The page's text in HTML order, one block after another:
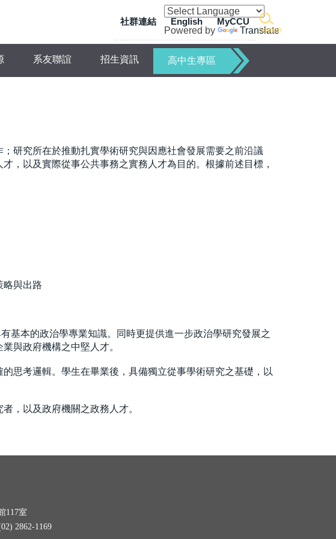
Search
Powered by Translate
社群連結 English MyCCU
系友聯誼 招生資訊 高中生專區
研究所在於推動扎實學術研究與因應社會發展需要之前沿議
，以及實際從事公共事務之實務人才為目的。 根據前述目標，
略與出路
本的政治學專業知識。同時更提供進一步政治學研究發展之
與政府機構之中堅人才。
思考邏輯。學生在畢業後，具備獨立從事學術研究之基礎，以
，以及政府機關之政務人才。
117室
2862-1169